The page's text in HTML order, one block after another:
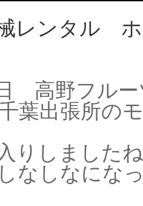
レンタル
高野フルー
葉出張所の
りしましたね
なしなにな